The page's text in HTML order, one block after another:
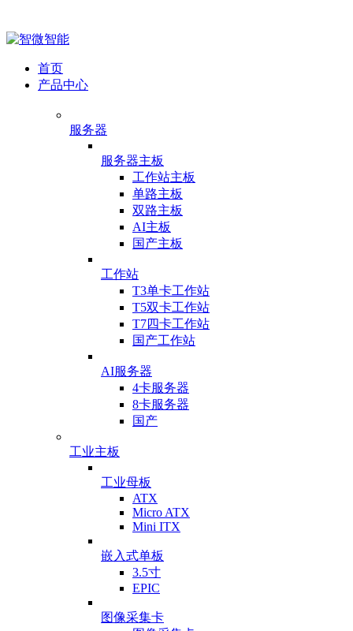
首页
产品中心
服务器
服务器主板
工作站主板
单路主板
双路主板
AI主板
国产主板
工作站
T3单卡工作站
T5双卡工作站
T7四卡工作站
国产工作站
AI服务器
4卡服务器
8卡服务器
国产
工业主板
工业母板
ATX
Micro ATX
Mini ITX
嵌入式单板
3.5寸
EPIC
图像采集卡